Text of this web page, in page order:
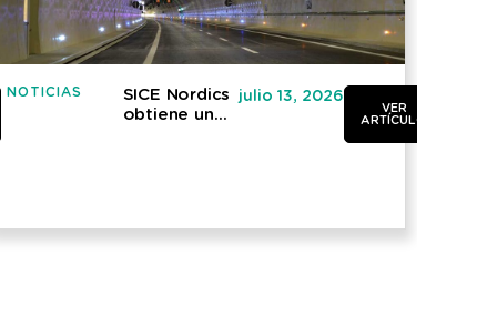
NOTICIAS
SICE Nordics
obtiene un
julio 13, 2026
VER
ARTÍCULO